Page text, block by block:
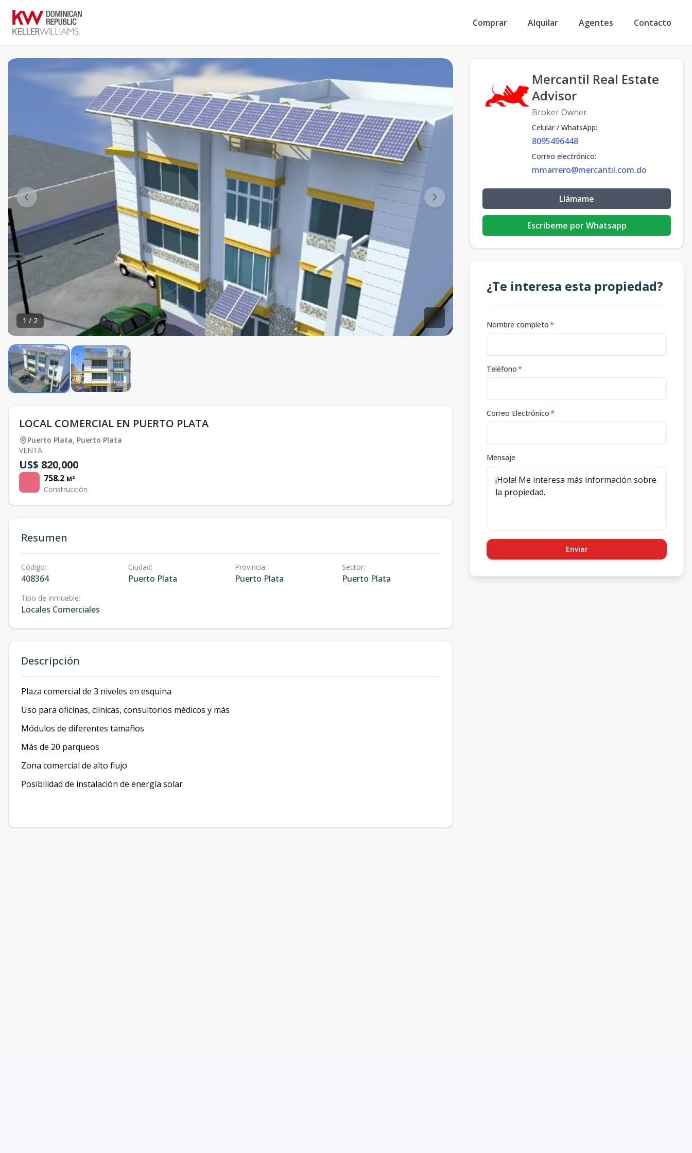
Comprar Alquilar Agentes Contacto
1 / 2
LOCAL COMERCIAL EN PUERTO PLATA
Puerto Plata, Puerto Plata
VENTA
US$ 820,000
758.2 M²
Construcción
Resumen
Código:
408364
Ciudad:
Puerto Plata
Provincia:
Puerto Plata
Sector:
Puerto Plata
Tipo de inmueble:
Locales Comerciales
Descripción
Plaza comercial de 3 niveles en esquina
Uso para oficinas, clínicas, consultorios médicos y más
Módulos de diferentes tamaños
Más de 20 parqueos
Zona comercial de alto flujo
Posibilidad de instalación de energía solar
Mercantil Real Estate
Advisor
Broker Owner
Celular / WhatsApp:
8095496448
Correo electrónico:
mmarrero@mercantil.com.do
Llámame
Escribeme por Whatsapp
¿Te interesa esta propiedad?
Nombre completo*
Teléfono*
Correo Electrónico*
Mensaje
Enviar